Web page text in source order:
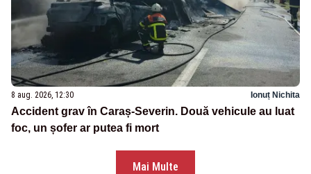
8 aug. 2026, 12:30 Ionuț Nichita
Accident grav în Caraș-Severin. Două vehicule au luat
foc, un șofer ar putea fi mort
Mai Multe